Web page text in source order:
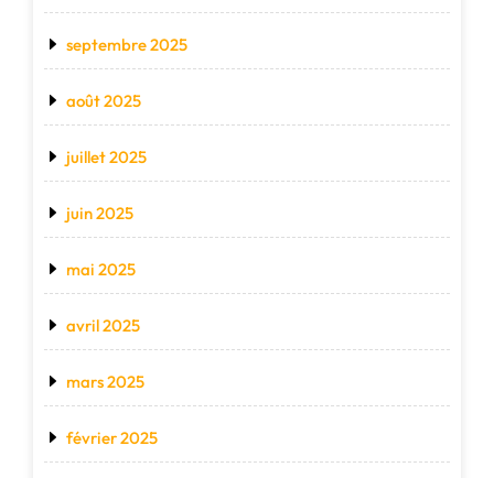
septembre 2025
août 2025
juillet 2025
juin 2025
mai 2025
avril 2025
mars 2025
février 2025